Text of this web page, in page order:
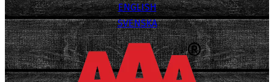
ENGLISH
SVENSKA